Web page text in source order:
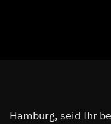
Hamburg, seid Ihr